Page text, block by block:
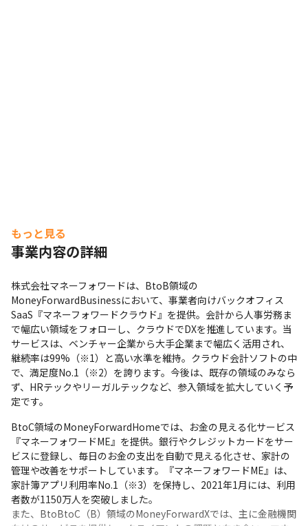
もっと見る
事業内容の詳細
株式会社マネーフォワードは、BtoB領域の
MoneyForwardBusinessにおいて、事業者向けバックオフィス
SaaS『マネーフォワードクラウド』を提供。会計から人事労務ま
で幅広い領域をフォローし、クラウドでDXを推進しています。当
サービスは、ベンチャー企業から大手企業まで幅広く活用され、
継続率は99%（※1）と高い水準を維持。クラウド会計ソフトの中
で、満足度No.1（※2）を誇ります。今後は、既存の領域のみなら
ず、HRテックやリーガルテックなど、参入領域を拡大していく予
定です。
BtoC領域のMoneyForwardHomeでは、お金の見える化サービス
『マネーフォワードME』を提供。銀行やクレジットカードをサー
ビスに登録し、毎日のお金の支出を自動で見える化させ、家計の
管理や改善をサポートしています。『マネーフォワードME』は、
家計簿アプリ利用率No.1（※3）を保持し、2021年1月には、利用
者数が1150万人を突破しました。
また、BtoBtoC（B）領域のMoneyForwardXでは、主に金融機関